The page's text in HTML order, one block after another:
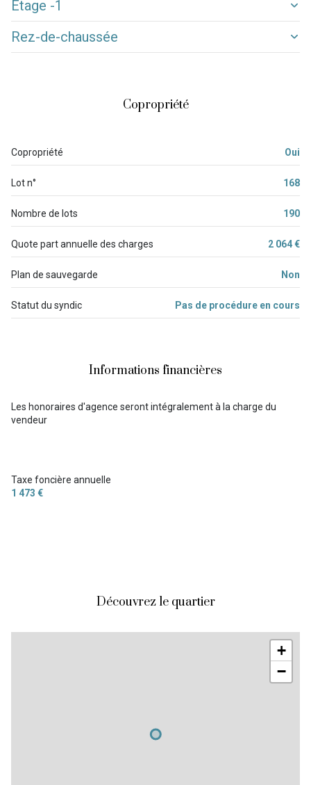
1 niveau(x)
quartier TM du Diable
WC
balcon 1.94 m²
Dégagements 5.07 m²
Etage -1
cave
Rez-de-chaussée
Copropriété
Copropriété Oui
Lot n° 168
Nombre de lots 190
Quote part annuelle des charges 2 064 €
Plan de sauvegarde Non
Statut du syndic Pas de procédure en cours
Informations financières
Les honoraires d'agence seront intégralement à la charge du
vendeur
Taxe foncière annuelle
1 473 €
Découvrez le quartier
+
−